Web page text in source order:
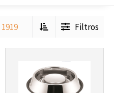
1919 Filtros
Más info